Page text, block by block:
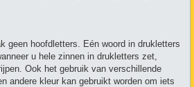
geen hoofdletters. Eén woord in drukletters
u hele zinnen in drukletters zet,
Ook het gebruik van verschillende
andere kleur kan gebruikt worden om iets